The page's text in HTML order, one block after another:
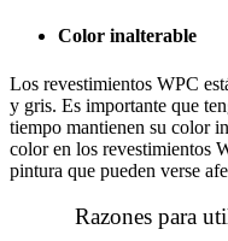
Color inalterable
Los revestimientos WPC
y gris. Es importante que
tiempo mantienen su color
color en los revestimientos
pintura que pueden verse
Razones para